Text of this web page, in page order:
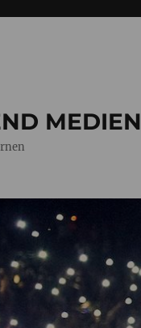
MEDIEN